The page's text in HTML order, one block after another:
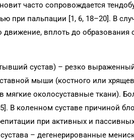
часто сопровождается
при пальпации [1, 6, 18–20]. В
вплоть до
сустав) – резко
мыши (костного или
околосуставные ткани).
В коленном суставе причиной
при активных и
– дегенерированные